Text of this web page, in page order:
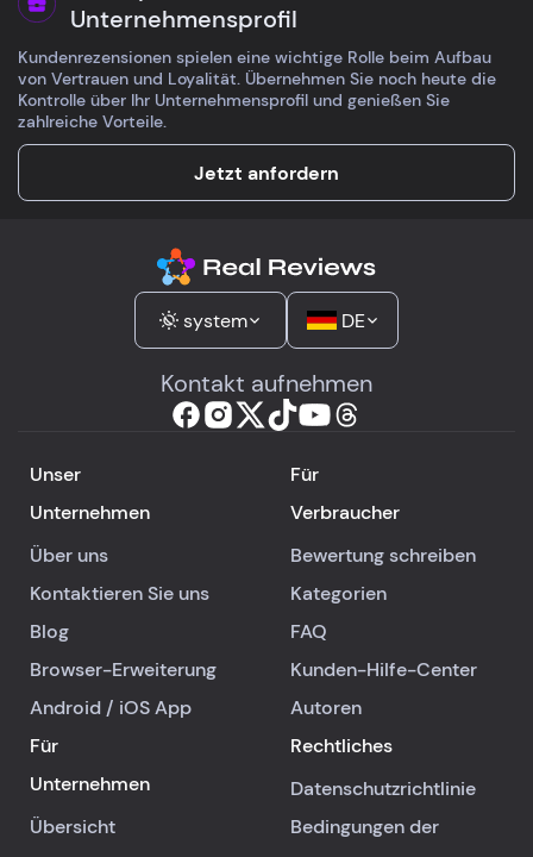
Unternehmensprofil
Kundenrezensionen spielen eine wichtige Rolle beim Aufbau
von Vertrauen und Loyalität. Übernehmen Sie noch heute die
Kontrolle über Ihr Unternehmensprofil und genießen Sie
zahlreiche Vorteile.
Jetzt anfordern
system DE
Kontakt aufnehmen
Unser
Unternehmen
Über uns
Kontaktieren Sie uns
Blog
Browser-Erweiterung
Android/ iOSApp
Für
Verbraucher
Bewertung schreiben
Kategorien
FAQ
Kunden-Hilfe-Center
Autoren
Für
Unternehmen
Übersicht
Rechtliches
Datenschutzrichtlinie
Bedingungen der